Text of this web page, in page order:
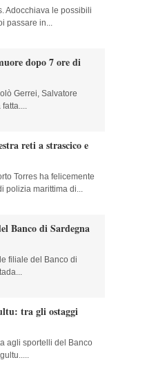
Adocchiava le possibili
passare in...
dopo 7 ore di
Gerrei, Salvatore
fatta....
reti a strascico e
Torres ha felicemente
polizia marittima di...
Banco di Sardegna
filiale del Banco di
tra gli ostaggi
agli sportelli del Banco